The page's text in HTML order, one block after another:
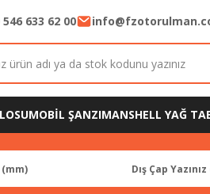
546 633 62 00
MOBİL ŞANZIMANSHELL YAĞ